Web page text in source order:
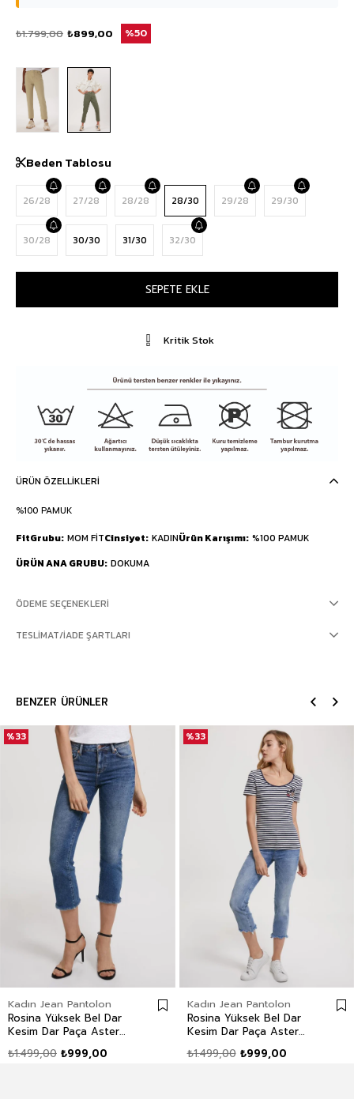
₺1.799,00 ₺899,00 50
Beden Tablosu
26/28 27/28 28/28 28/30 29/28 29/30
30/28 30/30 31/30 32/30
Kritik Stok
ÜRÜN ÖZELLIKLERI
%100 PAMUK
FitGrubu MOM FİTCinsiyet KADINÜrün Karışımı %100 PAMUK
ÜRÜN ANA GRUBU DOKUMA
ÖDEME SEÇENEKLERI
TESLIMAT/İADE ŞARTLARI
BENZER ÜRÜNLER
Kadın Jean Pantolon
Rosina Yüksek Bel Dar
Kesim Dar Paça Aster
₺999,00
₺1.499,00
%33
Kadın Jean Pantolon
Rosina Yüksek Bel Dar
Kesim Dar Paça Aster
Pantolon ₺999,00
₺1.499,00
%33